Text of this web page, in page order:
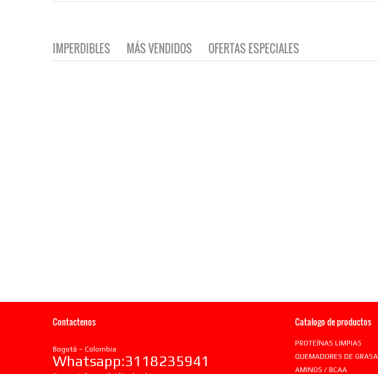
IMPERDIBLES MÁS VENDIDOS OFERTAS ESPECIALES
Contactenos
Bogotá – Colombia
Whatsapp:3118235941
Catalogo de productos
PROTEÍNAS LIMPIAS
QUEMADORES DE GRASA
AMINOS / BCAA